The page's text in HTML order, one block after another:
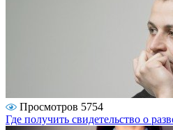
Просмотров 5754
Где получить свидетельство о